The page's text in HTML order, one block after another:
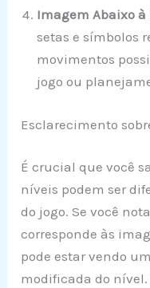
Imagem Abaixo à
setas e símbolos
movimentos
jogo ou
Esclarecimento
É crucial que você
níveis podem ser
do jogo. Se você
corresponde às
pode estar vendo
modificada do nível.